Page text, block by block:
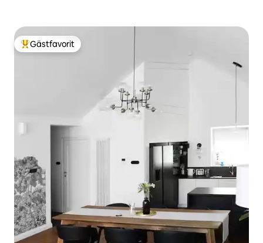
Populär gästfavorit
Gästfavorit